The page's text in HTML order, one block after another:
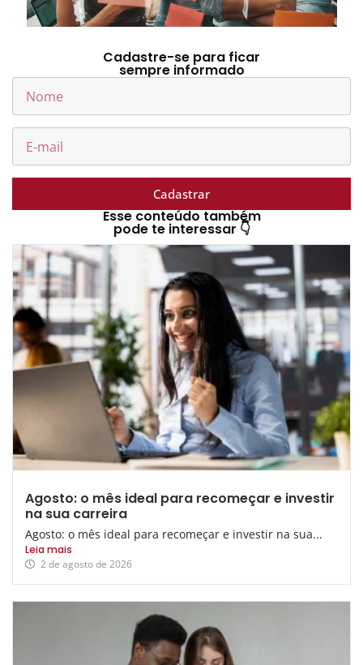
Cadastre-se para ficar
sempre informado
Cadastrar
Esse conteúdo também
pode te interessar 👇
Agosto: o mês ideal para recomeçar e investir
na sua carreira
Agosto: o mês ideal para recomeçar e investir na sua...
Leia mais
2 de agosto de 2026